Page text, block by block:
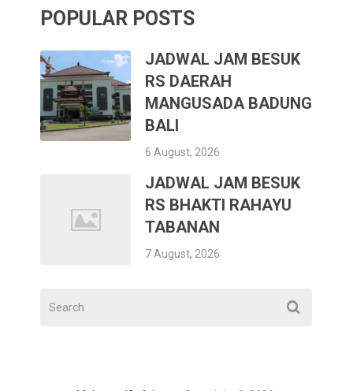
POPULAR POSTS
JADWAL JAM BESUK
RS DAERAH
MANGUSADA BADUNG
BALI
6 August, 2026
JADWAL JAM BESUK
RS BHAKTI RAHAYU
TABANAN
7 August, 2026